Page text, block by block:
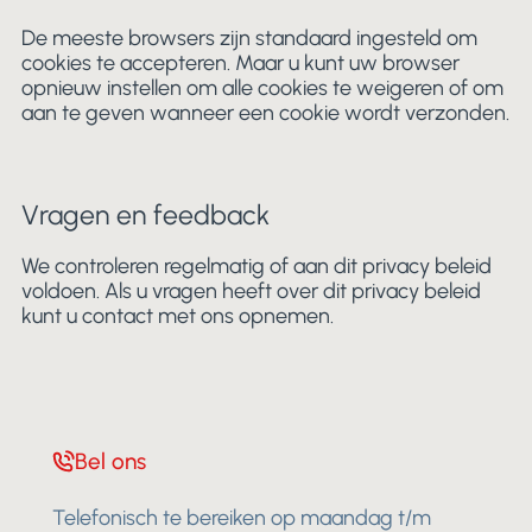
De meeste browsers zijn standaard ingesteld om
cookies te accepteren. Maar u kunt uw browser
opnieuw instellen om alle cookies te weigeren of om
aan te geven wanneer een cookie wordt verzonden.
Vragen en feedback
We controleren regelmatig of aan dit privacy beleid
voldoen. Als u vragen heeft over dit privacy beleid
kunt u contact met ons opnemen.
Bel ons
Telefonisch te bereiken op maandag t/m